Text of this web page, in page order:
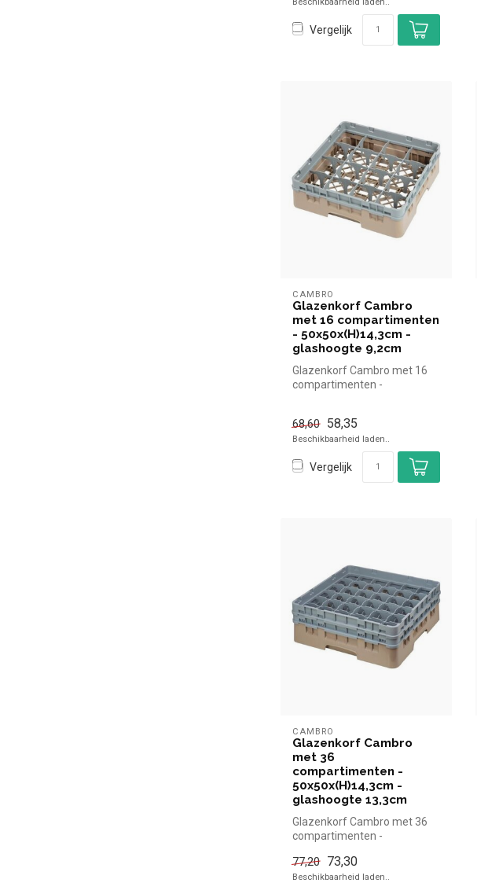
Vergelijk
CAMBRO
Glazenkorf Cambro
met 16 compartimenten
- 50x50x(H)14,3cm -
glashoogte 9,2cm
Glazenkorf Cambro met 16
compartimenten -
68,60 58,35
Beschikbaarheid laden..
Vergelijk
CAMBRO
Glazenkorf Cambro
met 36
compartimenten -
50x50x(H)14,3cm -
glashoogte 13,3cm
Glazenkorf Cambro met 36
compartimenten -
glashoogte 13,3cm Ca...
77,20 73,30
Beschikbaarheid laden..